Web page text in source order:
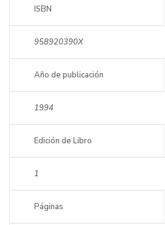
ISBN
958920390X
Año de publicación
1994
Edición de Libro
1
Páginas